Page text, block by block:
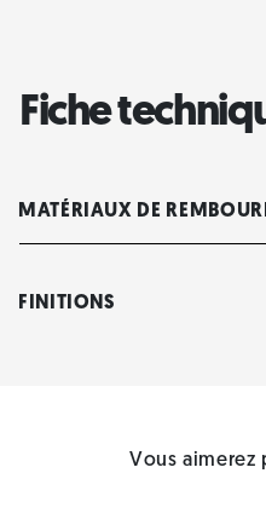
Fiche
MATÉRIAUX DE
FINITIONS
Vous aimerez